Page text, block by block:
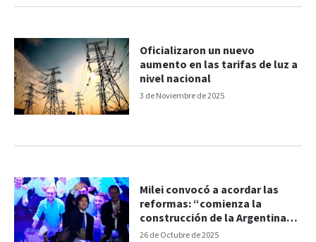
3 de Noviembre de 2025
Oficializaron un nuevo
aumento en las tarifas de luz a
nivel nacional
26 de Octubre de 2025
Milei convocó a acordar las
reformas: “comienza la
construcción de la Argentina
grande”